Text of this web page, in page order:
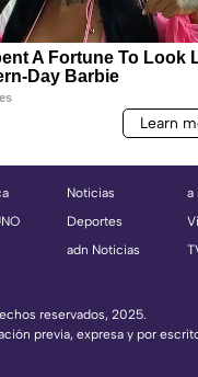
Noticias
Deportes
adn Noticias
a
reservados, 2025.
previa, expresa y por